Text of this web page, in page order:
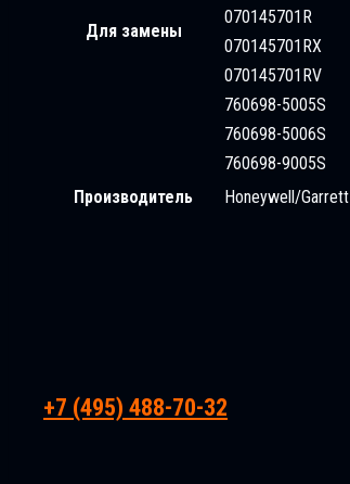
Для замены
070145701R
070145701RX
070145701RV
760698-5005S
760698-5006S
760698-9005S
Производитель
Honeywell/Garrett
+7 (495) 488-70-32